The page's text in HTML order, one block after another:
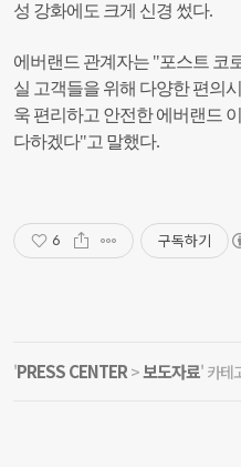
성 강화에도 크게 신경 썼다.
에버랜드 관계자는 "포스트 코
실 고객들을 위해 다양한 편의
욱 편리하고 안전한 에버랜드
다하겠다"고 말했다.
6 구독하기
'PRESS CENTER>보도자료' 카테